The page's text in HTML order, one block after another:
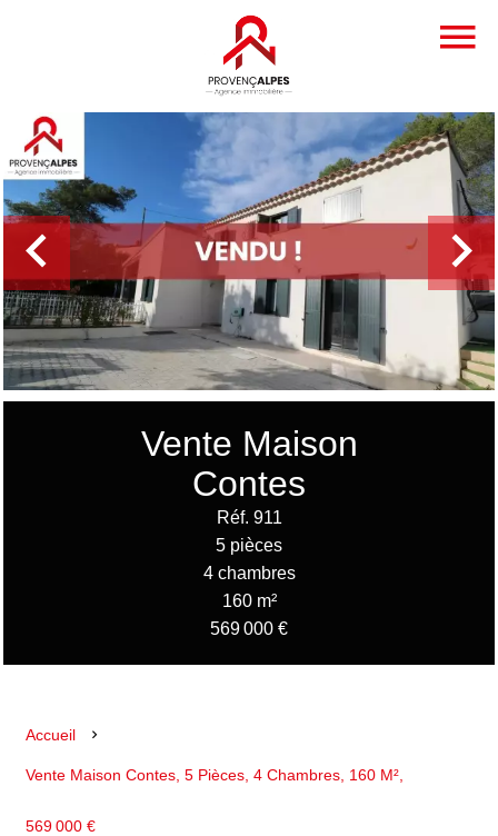
Vente Maison
Contes
Réf. 911
5 pièces
4 chambres
160 m²
569 000 €
Accueil
Vente Maison Contes, 5 Pièces, 4 Chambres, 160 M²,
569 000 €